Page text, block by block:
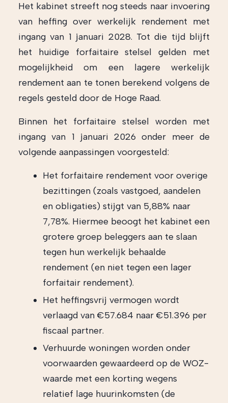
Het kabinet streeft nog steeds naar invoering
van heffing over werkelijk rendement met
ingang van 1 januari 2028. Tot die tijd blijft
het huidige forfaitaire stelsel gelden met
mogelijkheid om een lagere werkelijk
rendement aan te tonen berekend volgens de
regels gesteld door de Hoge Raad.
Binnen het forfaitaire stelsel worden met
ingang van 1 januari 2026 onder meer de
volgende aanpassingen voorgesteld:
Het forfaitaire rendement voor overige
bezittingen (zoals vastgoed, aandelen
en obligaties) stijgt van 5,88% naar
7,78%. Hiermee beoogt het kabinet een
grotere groep beleggers aan te slaan
tegen hun werkelijk behaalde
rendement (en niet tegen een lager
forfaitair rendement).
Het heffingsvrij vermogen wordt
verlaagd van €57.684 naar €51.396 per
fiscaal partner.
Verhuurde woningen worden onder
voorwaarden gewaardeerd op de WOZ-
waarde met een korting wegens
relatief lage huurinkomsten (de